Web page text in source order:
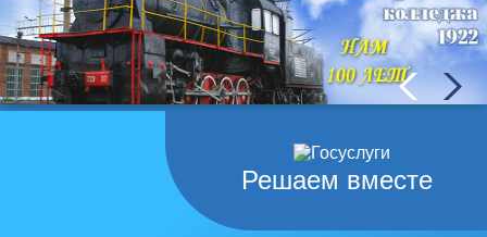
Решаем вместе